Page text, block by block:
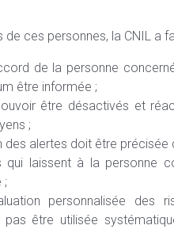
ces personnes, la CNIL a
de la personne
être informée ;
être désactivés et
;
des alertes doit être précisée
laissent à la personne
;
personnalisée
être utilisée